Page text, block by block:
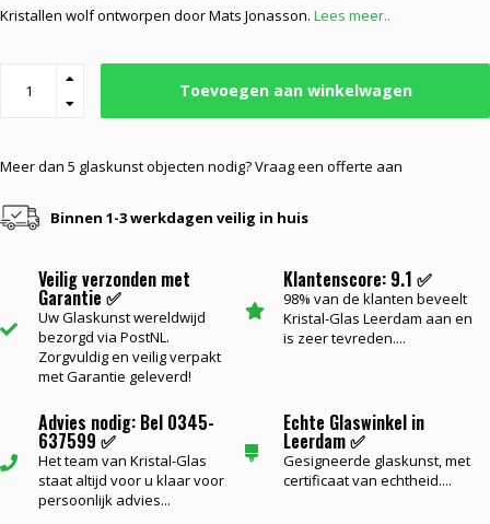
Kristallen wolf ontworpen door Mats Jonasson. Lees meer..
Toevoegen aan winkelwagen
Meer dan 5 glaskunst objecten nodig? Vraag een offerte aan
Binnen 1-3 werkdagen veilig in huis
Veilig verzonden met
Garantie ✅
Uw Glaskunst wereldwijd
bezorgd via PostNL.
Zorgvuldig en veilig verpakt
met Garantie geleverd!
Klantenscore: 9.1 ✅
98% van de klanten beveelt
Kristal-Glas Leerdam aan en
is zeer tevreden....
Advies nodig: Bel 0345-
637599 ✅
Het team van Kristal-Glas
staat altijd voor u klaar voor
persoonlijk advies...
Echte Glaswinkel in
Leerdam ✅
Gesigneerde glaskunst, met
certificaat van echtheid....